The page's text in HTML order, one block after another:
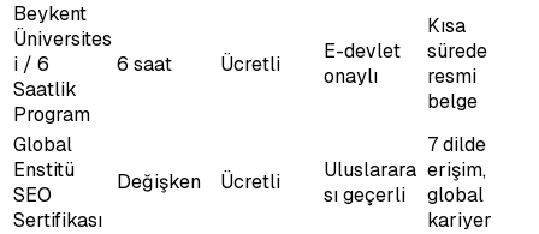
Beykent
Üniversites
i / 6
Saatlik
Program
6 saat Ücretli
E-devlet
onaylı
Kısa
sürede
resmi
belge
Global
Enstitü
SEO
Sertifikası
Değişken Ücretli
Uluslarara
sı geçerli
7 dilde
erişim,
global
kariyer